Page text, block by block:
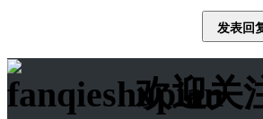
发表回
欢迎关